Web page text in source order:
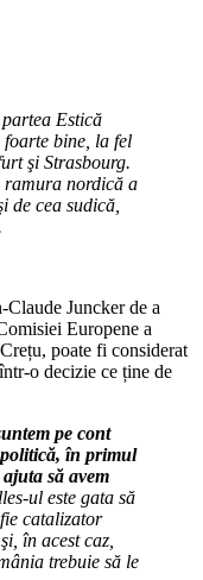
Estică
bine, la fel
şi Strasbourg.
ramura nordică a
de cea sudică,
Claude Juncker de a
Europene a
poate fi considerat
o decizie ce ține de
pe cont
în primul
să avem
ul este gata să
catalizator
în acest caz,
trebuie să le